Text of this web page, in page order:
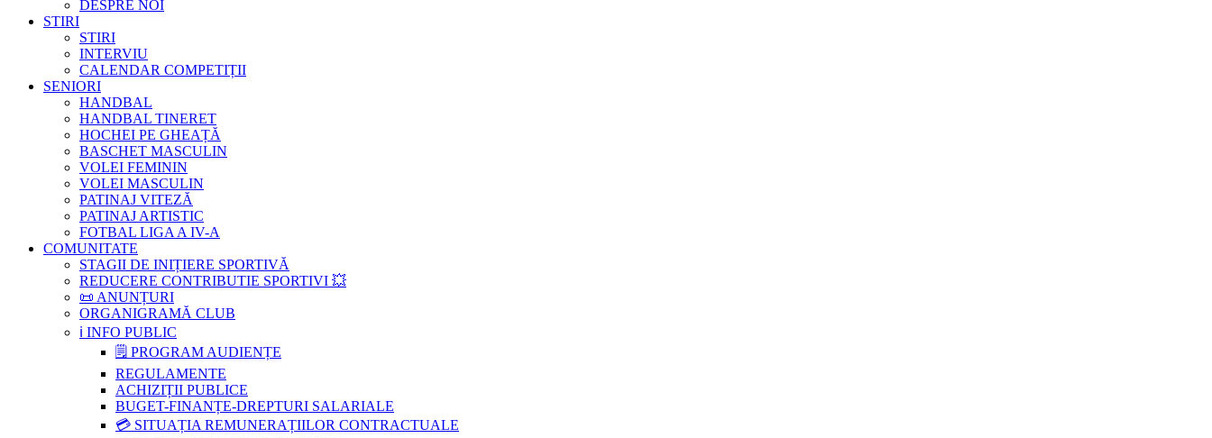
DESPRE NOI
STIRI
STIRI
INTERVIU
CALENDAR COMPETIȚII
SENIORI
HANDBAL
HANDBAL TINERET
HOCHEI PE GHEAȚĂ
BASCHET MASCULIN
VOLEI FEMININ
VOLEI MASCULIN
PATINAJ VITEZĂ
PATINAJ ARTISTIC
FOTBAL LIGA A IV-A
COMUNITATE
STAGII DE INIȚIERE SPORTIVĂ
REDUCERE CONTRIBUTIE SPORTIVI 💥
📜 ANUNȚURI
ORGANIGRAMĂ CLUB
ℹ️ INFO PUBLIC
🗒 PROGRAM AUDIENȚE
REGULAMENTE
ACHIZIȚII PUBLICE
BUGET-FINANȚE-DREPTURI SALARIALE
💳 SITUAȚIA REMUNERAȚIILOR CONTRACTUALE